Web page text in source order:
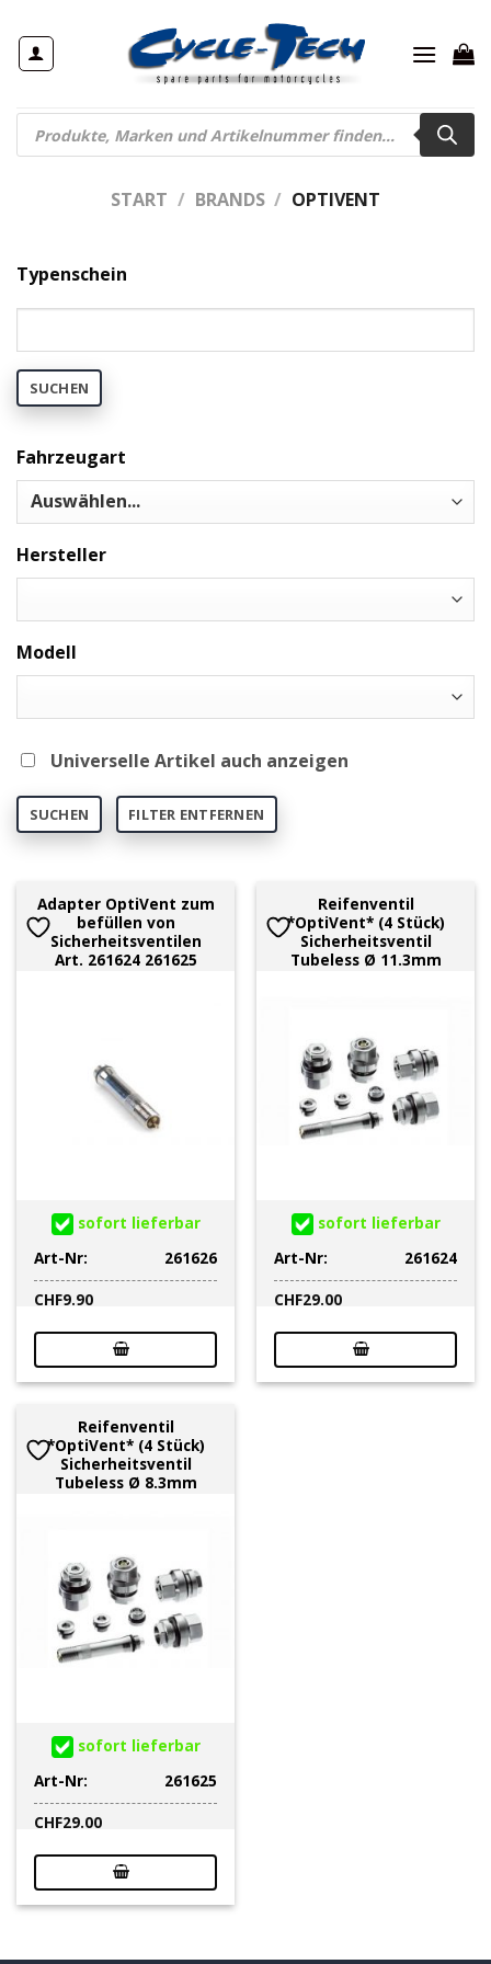
Inhalt
springen
Products
search
START / BRANDS / OPTIVENT
Typenschein
SUCHEN
Fahrzeugart
Hersteller
Modell
Universelle Artikel auch anzeigen
SUCHEN FILTER ENTFERNEN
Adapter OptiVent zum
befüllen von
Sicherheitsventilen
Art. 261624 261625
sofort lieferbar
Art-Nr:
261626
CHF9.90
Reifenventil
*OptiVent* (4 Stück)
Sicherheitsventil
Tubeless Ø 11.3mm
sofort lieferbar
Art-Nr:
261624
CHF29.00
Reifenventil
*OptiVent* (4 Stück)
Sicherheitsventil
Tubeless Ø 8.3mm
sofort lieferbar
Art-Nr:
261625
CHF29.00